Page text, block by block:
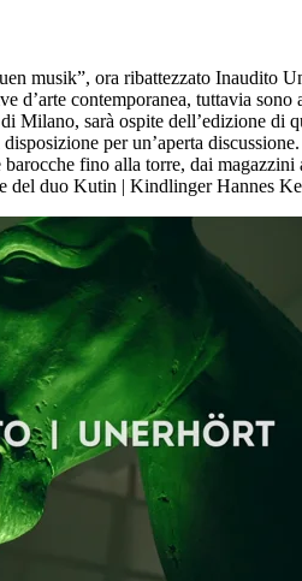
musik”, ora ribattezzato
d’arte contemporanea, tuttavia
Milano, sarà ospite dell’edizione di
per un’aperta
fino alla torre, dai
del duo Kutin | Kindlinger Hannes